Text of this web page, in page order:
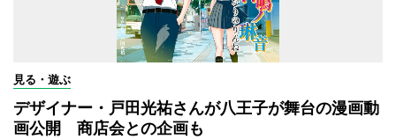
見る・遊ぶ
デザイナー・戸田光祐さんが八王子が舞台の漫画動
画公開 商店会との企画も